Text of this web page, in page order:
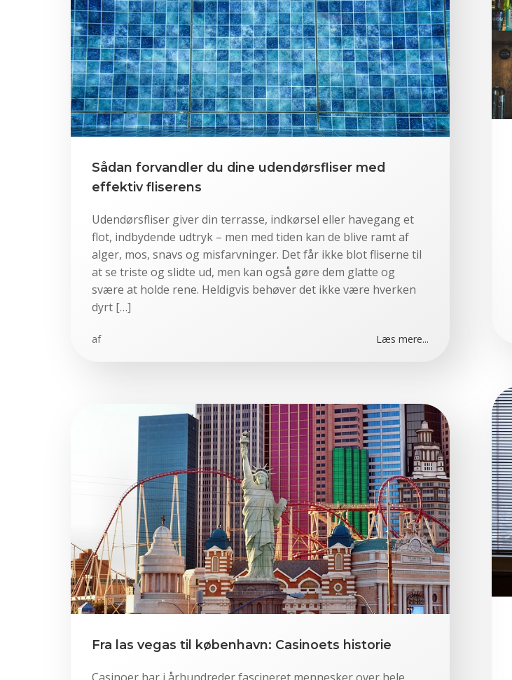
Sådan forvandler du dine udendørsfliser med
effektiv fliserens
Udendørsfliser giver din terrasse, indkørsel eller havegang et
flot, indbydende udtryk – men med tiden kan de blive ramt af
alger, mos, snavs og misfarvninger. Det får ikke blot fliserne til
at se triste og slidte ud, men kan også gøre dem glatte og
svære at holde rene. Heldigvis behøver det ikke være hverken
dyrt […]
af Læs mere...
Fra las vegas til københavn: Casinoets historie